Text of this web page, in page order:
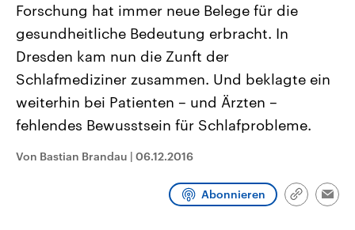
Landtagswahl Sachsen-Anhalt
2026
Alle Informationen
Sachsen-Anhalt wählt am 6.
September 2026 einen neuen
Landtag. Seit 2021 wird das
Bundesland von einer Koalition aus
Umfragen, Prognosen,
und Hintergründe zu den Parteien
und Kandidaten der anstehenden
USA
Aktuelle Beiträge,
Hintergründe
Wirtschaftlich und
gehören die Vereinigten
den mächtigsten Ländern
mit großem Einfluss auf
Sendungen Programm
Forschung hat immer neue Belege für die
gesundheitliche Bedeutung erbracht. In
Dresden kam nun die Zunft der
Schlafmediziner zusammen. Und beklagte ein
weiterhin bei Patienten – und Ärzten –
fehlendes Bewusstsein für Schlafprobleme.
Von Bastian Brandau | 06.12.2016
Abonnieren
Link